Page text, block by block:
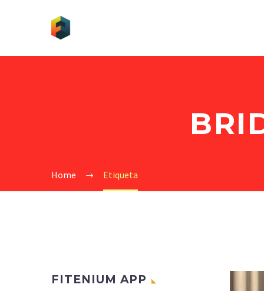
Home Etiqueta
FITENIUM APP